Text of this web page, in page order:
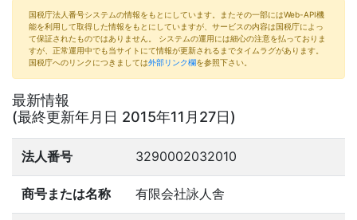
国税庁法人番号システムの情報をもとにしています。またその一部にはWeb-API機
能を利用して取得した情報をもとにしていますが、サービスの内容は国税庁によっ
て保証されたものではありません。 システムの運用には細心の注意を払っておりま
すが、正常運用中でも当サイトにて情報が更新されるまでタイムラグがあります。
国税庁へのリンクにつきましては外部リンク欄を参照下さい。
最新情報
(最終更新年月日 2015年11月27日)
法人番号 3290002032010
商号または名称 有限会社詠人舎